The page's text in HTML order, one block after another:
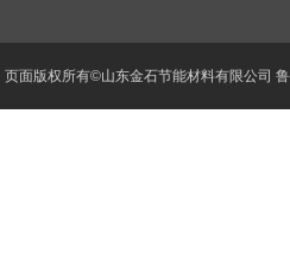
德保安公司
页面版权所有©山东金石节能材料有限公司